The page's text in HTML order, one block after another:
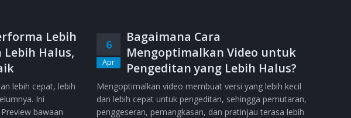
Lebih
Lebih Halus,
lebih cepat, lebih
Ini
bawaan
6
Apr
Bagaimana Cara
Mengoptimalkan Video untuk
Pengeditan yang Lebih Halus?
Mengoptimalkan video membuat versi yang lebih kecil
dan lebih cepat untuk pengeditan, sehingga pemutaran,
penggeseran, pemangkasan, dan pratinjau terasa lebih